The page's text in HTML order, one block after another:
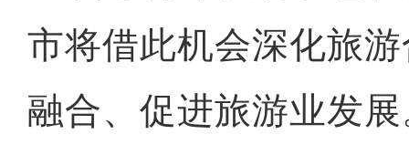
市将借此机会深化旅
融合、促进旅游业发